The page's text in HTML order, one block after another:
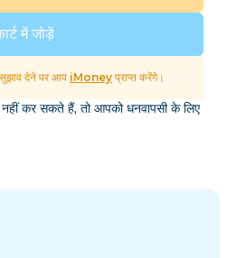
में जोड़ें
देने पर आप iMoney प्राप्त करेंगे।
कर सकते हैं, तो आपको धनवापसी के लिए